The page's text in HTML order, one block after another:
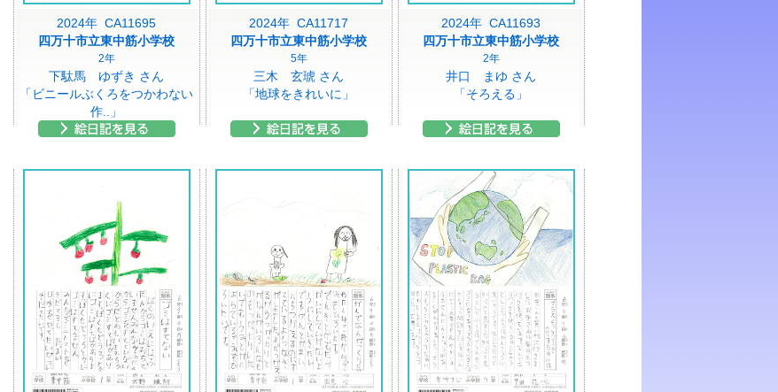
2024年 CA11695
四万十市立東中筋小学校
2年
下駄馬 ゆずき さん
「ビニールぶくろをつかわない
作..」
2024年 CA11717
四万十市立東中筋小学校
5年
三木 玄琥 さん
「地球をきれいに」
2024年 CA11693
四万十市立東中筋小学校
2年
井口 まゆ さん
「そろえる」